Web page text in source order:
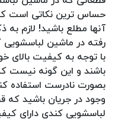
حساس ترین نکاتی است
آنها مطلع باشید! لازم
رفته در ماشین لباسشویی
با توجه به کیفیت بالای
باشند و این گونه نیست
بصورت نادرست استفاده
وجود در جریان باشید که
لباسشویی کندی دارای